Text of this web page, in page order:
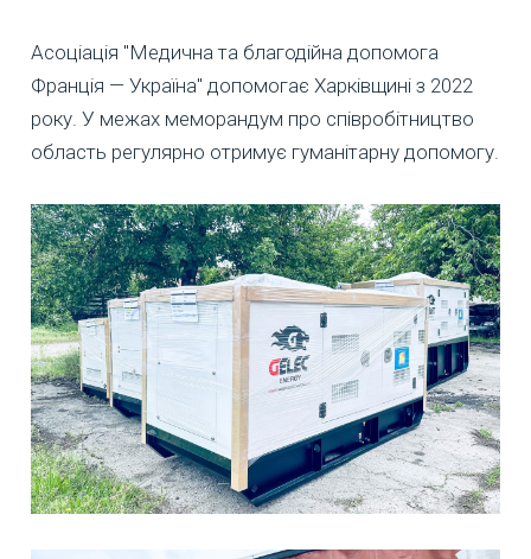
Асоціація "Медична та благодійна допомога
Франція — Україна" допомогає Харківщині з 2022
року. У межах меморандум про співробітництво
область регулярно отримує гуманітарну допомогу.